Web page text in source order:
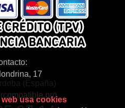
17
(España)
web usa cookies